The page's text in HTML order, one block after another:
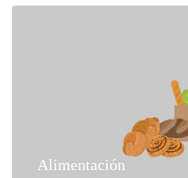
Alimentación